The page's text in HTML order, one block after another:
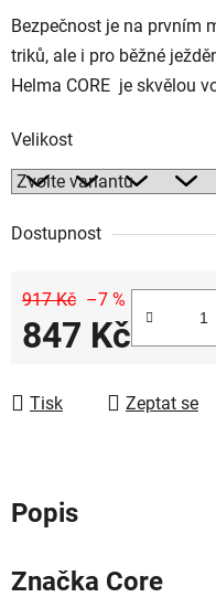
Bezpečnost je na prvním
triků, ale i pro běžné
Helma CORE je skvělou
Velikost
Dostupnost
917 Kč –7 %
847 Kč
Tisk Zeptat se
Popis
Značka Core